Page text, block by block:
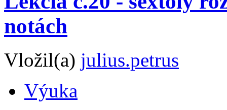
notách
Vložil(a) julius.petrus
Výuka